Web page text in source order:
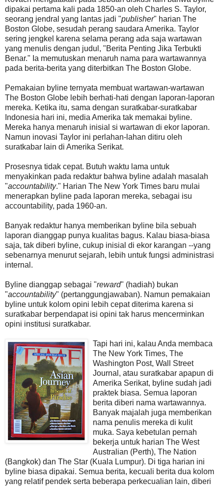
dipakai pertama kali pada 1850-an oleh Charles S. Taylor,
seorang jendral yang lantas jadi "publisher" harian The
Boston Globe, sesudah perang saudara Amerika. Taylor
sering jengkel karena selama perang ada saja wartawan
yang menulis dengan judul, "Berita Penting Jika Terbukti
Benar." Ia memutuskan menaruh nama para wartawannya
pada berita-berita yang diterbitkan The Boston Globe.
Pemakaian byline ternyata membuat wartawan-wartawan
The Boston Globe lebih berhati-hati dengan laporan-laporan
mereka. Ketika itu, sama dengan suratkabar-suratkabar
Indonesia hari ini, media Amerika tak memakai byline.
Mereka hanya menaruh inisial si wartawan di ekor laporan.
Namun inovasi Taylor ini perlahan-lahan ditiru oleh
suratkabar lain di Amerika Serikat.
Prosesnya tidak cepat. Butuh waktu lama untuk
menyakinkan pada redaktur bahwa byline adalah masalah
"accountability." Harian The New York Times baru mulai
menerapkan byline pada laporan mereka, sebagai isu
accountability, pada 1960-an.
Banyak redaktur hanya memberikan byline bila sebuah
laporan dianggap punya kualitas bagus. Kalau biasa-biasa
saja, tak diberi byline, cukup inisial di ekor karangan --yang
sebenarnya menurut sejarah, lebih untuk fungsi administrasi
internal.
Byline dianggap sebagai "reward" (hadiah) bukan
"accountability" (pertanggungjawaban). Namun pemakaian
byline untuk kolom opini lebih cepat diterima karena si
suratkabar berpendapat isi opini tak harus mencerminkan
opini institusi suratkabar.
Tapi hari ini, kalau Anda membaca
The New York Times, The
Washington Post, Wall Street
Journal, atau suratkabar apapun di
Amerika Serikat, byline sudah jadi
praktek biasa. Semua laporan
berita diberi nama wartawannya.
Banyak majalah juga memberikan
nama penulis mereka di kulit
muka. Saya kebetulan pernah
bekerja untuk harian The West
Australian (Perth), The Nation
(Bangkok) dan The Star (Kuala Lumpur). Di tiga harian ini
byline biasa dipakai. Semua berita, kecuali berita dua kolom
yang relatif pendek serta beberapa perkecualian lain, diberi